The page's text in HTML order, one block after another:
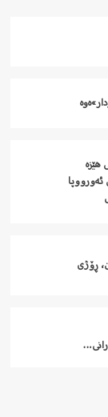
هێزە
ئەورووپا
جۆزەردان، ڕۆژی